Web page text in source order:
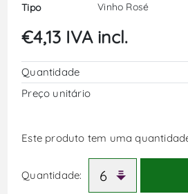
Tipo
Vinho Rosé
€4,13 IVA incl.
Quantidade
Preço unitário
Este produto tem uma
Quantidade: